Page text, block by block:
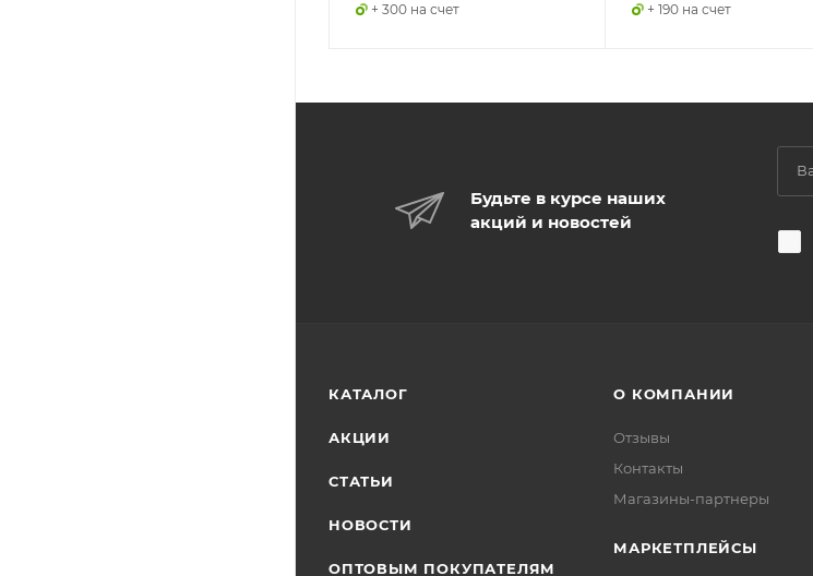
+ 300 на счет + 190 на счет
Будьте в курсе наших
акций и новостей
КАТАЛОГ
АКЦИИ
СТАТЬИ
НОВОСТИ
ОПТОВЫМ ПОКУПАТЕЛЯМ
О КОМПАНИИ
Отзывы
Контакты
Магазины-партнеры
МАРКЕТПЛЕЙСЫ